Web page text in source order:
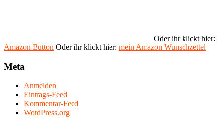
Oder ihr klickt hier:
Amazon Button Oder ihr klickt hier: mein Amazon Wunschzettel
Meta
Anmelden
Eintrags-Feed
Kommentar-Feed
WordPress.org